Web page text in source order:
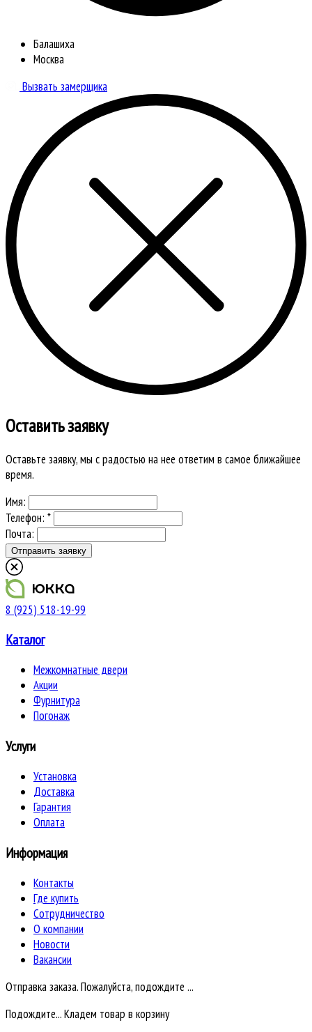
Балашиха
Москва
Вызвать замерщика
Оставить заявку
Оставьте заявку, мы с радостью на нее ответим в самое ближайшее
время.
Имя:
Телефон: *
Почта:
8 (925) 518-19-99
Каталог
Межкомнатные двери
Акции
Фурнитура
Погонаж
Услуги
Установка
Доставка
Гарантия
Оплата
Информация
Контакты
Где купить
Сотрудничество
О компании
Новости
Вакансии
Отправка заказа. Пожалуйста, подождите ...
Подождите... Кладем товар в корзину